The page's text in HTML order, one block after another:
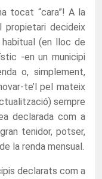
tocat “cara”! A la
decideix
(en lloc de
-en un municipi
o, simplement,
te’l pel mateix
sempre
declarada com a
tenidor, potser,
la renda mensual.
declarats com a